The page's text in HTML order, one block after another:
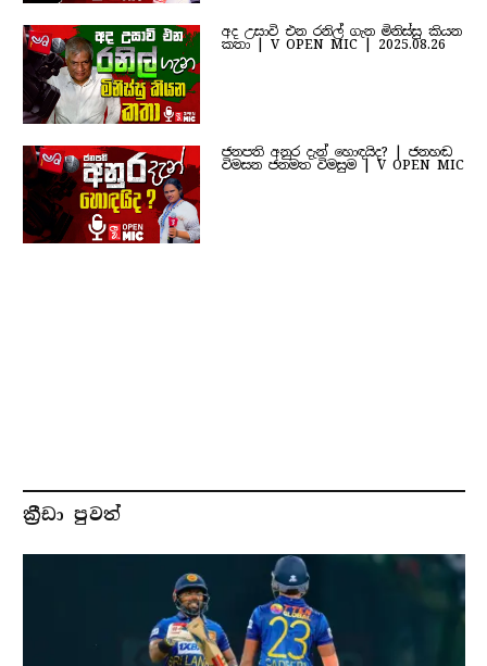
අද උසාවි එන රනිල් ගැන මිනිස්සු කියන
කතා | V OPEN MIC | 2025.08.26
ජනපති අනුර දැන් හොඳයිද? | ජනහඬ
විමසන ජනමත විමසුම | V OPEN MIC
ක්‍රීඩා පුවත්